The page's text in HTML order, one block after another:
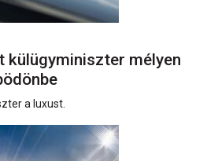
külügyminiszter mélyen
a luxust.